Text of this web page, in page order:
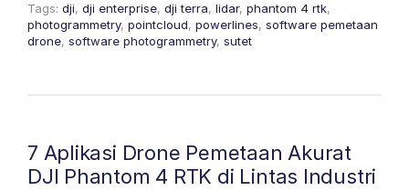
Tags: dji, dji enterprise, dji terra, lidar, phantom 4 rtk,
photogrammetry, pointcloud, powerlines, software pemetaan
drone, software photogrammetry, sutet
7 Aplikasi Drone Pemetaan Akurat
DJI Phantom 4 RTK di Lintas Industri